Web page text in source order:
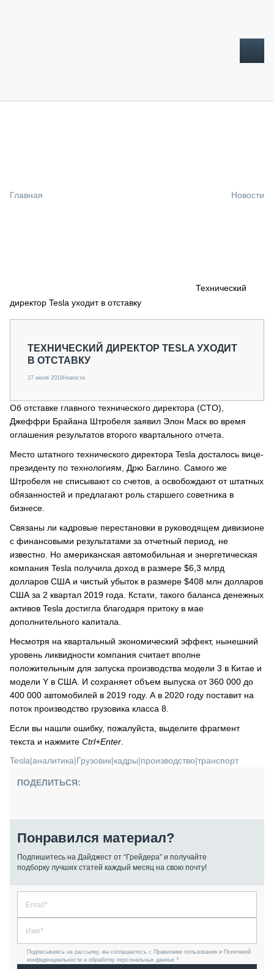
СПЕЦПРОЕКТЫ
О ПРОЕКТЕ
Главная Новости
Технический
директор Tesla уходит в отставку
ТЕХНИЧЕСКИЙ ДИРЕКТОР TESLA УХОДИТ
В ОТСТАВКУ
27 июля 2019Новости
Об отставке главного технического директора (CTO),
Джеффри Брайана Штробеля заявил Элон Маск во время
оглашения результатов второго квартального отчета.
Место штатного технического директора Tesla досталось вице-
президенту по технологиям, Дрю Баглино. Самого же
Штробеля не списывают со счетов, а освобождают от штатных
обязанностей и предлагают роль старшего советника в
бизнесе.
Связаны ли кадровые перестановки в руководящем дивизионе
с финансовыми результатами за отчетный период, не
известно. Но американская автомобильная и энергетическая
компания Tesla получила доход в размере $6,3 млрд
долларов США и чистый убыток в размере $408 млн долларов
США за 2 квартал 2019 года. Кстати, такого баланса денежных
активов Tesla достигла благодаря притоку в мае
дополнительного капитала.
Несмотря на квартальный экономический эффект, нынешний
уровень ликвидности компания считает вполне
положительным для запуска производства модели 3 в Китае и
модели Y в США. И сохраняет объем выпуска от 360 000 до
400 000 автомобилей в 2019 году. А в 2020 году поставит на
поток производство грузовика класса 8.
Если вы нашли ошибку, пожалуйста, выделите фрагмент
текста и нажмите Ctrl+Enter
Tesla|аналитика|Грузовик|кадры|производство|транспорт
ПОДЕЛИТЬСЯ:
Понравился материал?
Подпишитесь на Дайджест от “Грейдера” и получайте
подборку лучших статей каждый месяц на свою почту!
Подписываясь на рассылку, вы соглашаетесь с Правилами пользования и Политикой
конфиденциальности и обработку персональных данных *